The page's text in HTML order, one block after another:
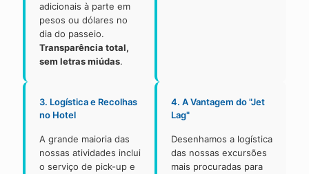
adicionais à parte em
pesos ou dólares no
dia do passeio.
Transparência total,
sem letras miúdas.
3. Logística e Recolhas
no Hotel
A grande maioria das
nossas atividades inclui
o serviço de pick-up e
4. A Vantagem do "Jet
Lag"
Desenhamos a logística
das nossas excursões
mais procuradas para